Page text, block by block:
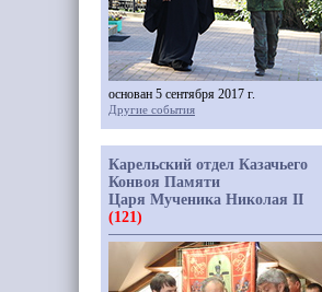
основан 5 сентября 2017 г.
Другие события
Карельский отдел Казачьего
Конвоя Памяти
Царя Мученика Николая II
(121)